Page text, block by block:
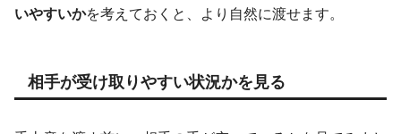
いやすいかを考えておくと、より自然に渡せます。
相手が受け取りやすい状況かを見る